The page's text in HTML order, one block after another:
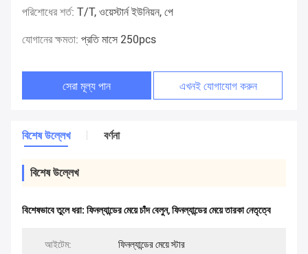
পরিশোধের শর্ত: T/T, ওয়েস্টার্ন ইউনিয়ন, পে
যোগানের ক্ষমতা: প্রতি মাসে 250pcs
সেরা মূল্য পান এখনই যোগাযোগ করুন
বিশেষ উল্লেখ বর্ণনা
বিশেষ উল্লেখ
বিশেষভাবে তুলে ধরা: ফিনল্যান্ডের মেয়ে চাঁদ বেলুন,ফিনল্যান্ডের মেয়ে তারকা নেতৃত্বে
আইটেম: ফিনল্যান্ডের মেয়ে স্টার